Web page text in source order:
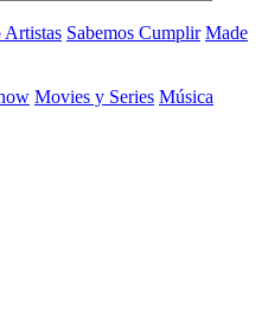
Artistas Sabemos Cumplir Made
Movies y Series Música